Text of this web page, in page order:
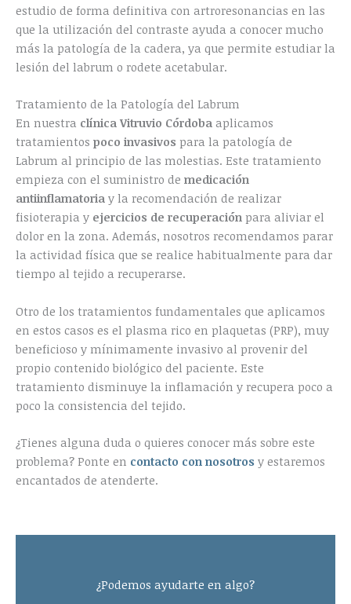
estudio de forma definitiva con artroresonancias en las
que la utilización del contraste ayuda a conocer mucho
más la patología de la cadera, ya que permite estudiar la
lesión del labrum o rodete acetabular.
Tratamiento de la Patología del Labrum
En nuestra clínica Vitruvio Córdoba aplicamos
tratamientos poco invasivos para la patología de
Labrum al principio de las molestias. Este tratamiento
empieza con el suministro de medicación
antiinflamatoria y la recomendación de realizar
fisioterapia y ejercicios de recuperación para aliviar el
dolor en la zona. Además, nosotros recomendamos parar
la actividad física que se realice habitualmente para dar
tiempo al tejido a recuperarse.
Otro de los tratamientos fundamentales que aplicamos
en estos casos es el plasma rico en plaquetas (PRP), muy
beneficioso y mínimamente invasivo al provenir del
propio contenido biológico del paciente. Este
tratamiento disminuye la inflamación y recupera poco a
poco la consistencia del tejido.
¿Tienes alguna duda o quieres conocer más sobre este
problema? Ponte en contacto con nosotros y estaremos
encantados de atenderte.
¿Podemos ayudarte en algo?